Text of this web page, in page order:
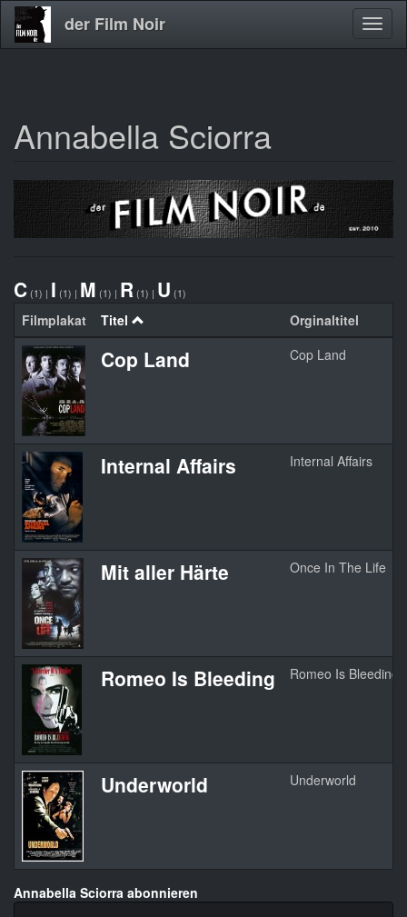
Direkt
zum
der Film Noir
Annabella Sciorra
C (1) | I (1) | M (1) | R (1) | U (1)
Filmplakat Titel Orginaltitel
Cop Land Cop Land
Internal Affairs Internal Affairs
Mit aller Härte Once In The Life
Romeo Is Bleeding Romeo Is Bleeding
Underworld Underworld
Annabella Sciorra abonnieren